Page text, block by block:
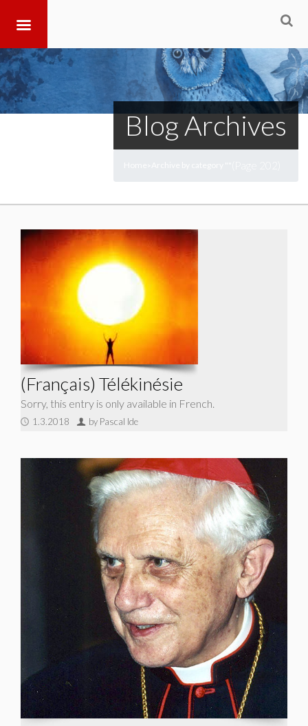
Blog Archives
(Français) Télékinésie
Sorry, this entry is only available in French.
1.3.2018 by Pascal Ide